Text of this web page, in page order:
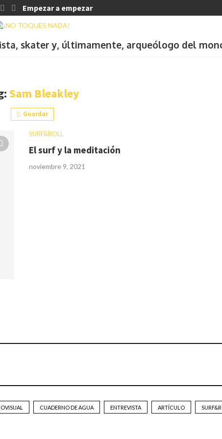
Empezar a empezar
skater y, últimamente, arqueólogo del
Sam Bleakley
Guardar
SURF&ROLL
El surf y la meditación
noviembre 9, 2021
CUADERNO DE AGUA ENTREVISTA ARTÍCULO